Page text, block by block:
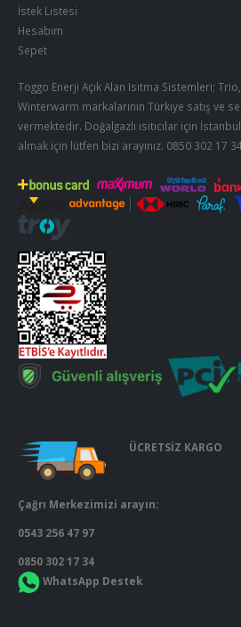
İstek Listesi
Hesabım
Sepet
Toggo Enerji Açık Alan Isıtma Sistemleri;
Winterwarm markalarının Türkiye satış ve
vermektedir. Doğalgazlı ısıtıcılar için
almak için lütfen bizi arayınız. 0850 302 17 34
ÜCRETSİZ KARGO
Çağrı Merkezimizi arayın:
0543 256 47 97
0850 302 17 34
WhatsApp Destek